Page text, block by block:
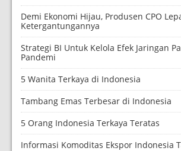
Demi Ekonomi Hijau, Produsen CPO
Ketergantungannya
Strategi BI Untuk Kelola Efek Jaringan
Pandemi
5 Wanita Terkaya di Indonesia
Tambang Emas Terbesar di Indonesia
5 Orang Indonesia Terkaya Teratas
Informasi Komoditas Ekspor Indonesia